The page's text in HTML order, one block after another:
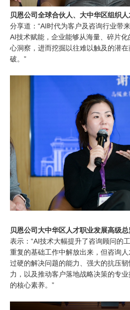
贝恩公司全球合伙人、大中华区组织
分享道：“AI时代为客户及咨询行业带
AI技术赋能，企业能够从海量、碎片
心洞察，进而挖掘以往难以触及的潜
破。”
贝恩公司大中华区人才职业发展高级总
表示： “AI技术大幅提升了咨询顾问的
重复的基础工作中解放出来，但咨询人
过硬的解决问题的能力、强大的抗压
力，以及推动客户落地战略决策的专
的核心素养。”